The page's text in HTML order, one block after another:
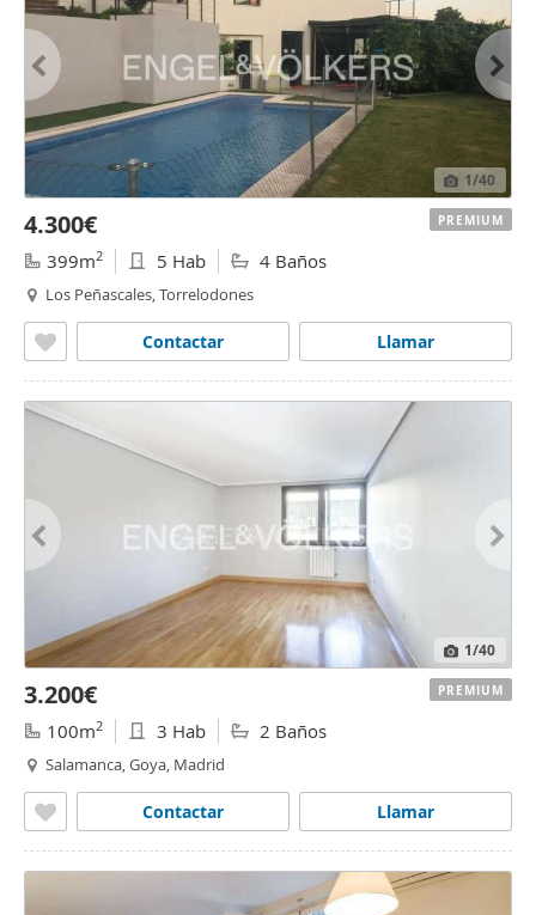
1/40
4.300€
399m2 5 Hab 4 Baños
Los Peñascales, Torrelodones
Llamar
Contactar
PREMIUM
1/40
3.200€
100m2 3 Hab 2 Baños
Salamanca, Goya, Madrid
Llamar
Contactar
PREMIUM